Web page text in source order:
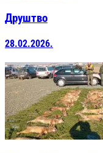
Друштво
28.02.2026.